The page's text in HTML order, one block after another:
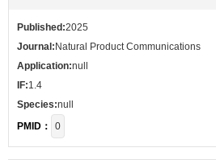
Published:2025
Journal: Natural Product Communications
Application:null
IF:1.4
Species:null
PMID：
0